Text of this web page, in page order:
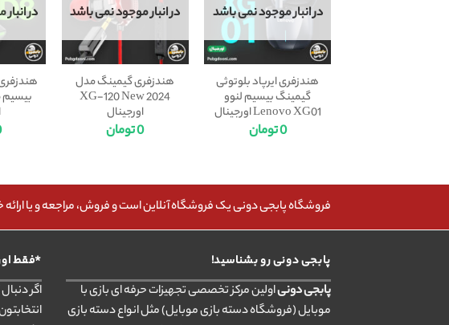
در انبار موجود نمی باشد
هندزفری ایرپاد بلوتوثی
گیمینگ بیسیم لنوو
Lenovo XG01 اورجینال
0تومان
در انبار موجود نمی باشد
هندزفری گیمینگ مدل
XG-120 New 2024
اورجینال
0تومان
در
فروشگاه پابجی دونی یک فروشگاه آنلاین است و فروش، مراجعه و یا
پابجی دونی رو بشناسید!
پابجی دونیاولین مرکز تخصصی تجهیزات حرفه ای بازی با
موبایل (فروشگاه دسته بازی موبایل) مثل انواع دسته بازی
*فقط